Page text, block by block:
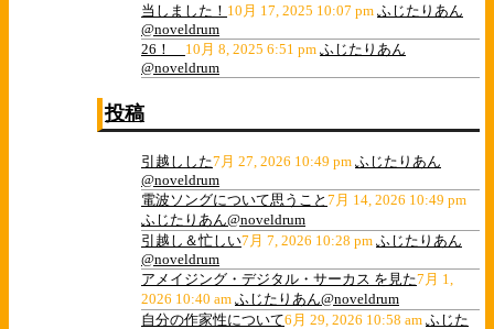
当しました！ 10月 17, 2025 10:07 pm ふじたりあん
@noveldrum
26！ 10月 8, 2025 6:51 pm ふじたりあん
@noveldrum
投稿
引越しした7月 27, 2026 10:49 pm ふじたりあん
@noveldrum
電波ソングについて思うこと 7月 14, 2026 10:49 pm
ふじたりあん@noveldrum
引越し＆忙しい7月 7, 2026 10:28 pm ふじたりあん
@noveldrum
アメイジング・デジタル・サーカス を見た7月 1,
2026 10:40 am ふじたりあん@noveldrum
自分の作家性について6月 29, 2026 10:58 am ふじた